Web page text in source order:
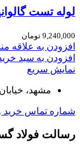
لوله تست گالوانیزه سایز 3
9,240,000 تومان
افزودن به علاقه
افزودن به سبد
نمایش سریع
مشهد،
شماره تماس خرید و
رسالت فولاد